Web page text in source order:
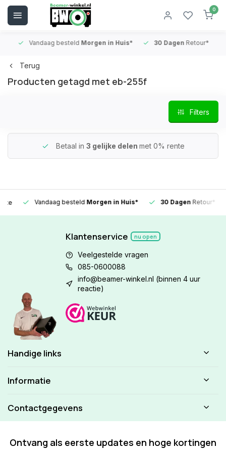
0
Vandaag besteldMorgen in Huis* 30 DagenRetour*
Terug
Producten getagd met eb-255f
Filters
Betaal in 3 gelijke delen met 0% rente
Vandaag besteldMorgen in Huis* 30 DagenRetour*
Klantenservice nu open
Veelgestelde vragen
085-0600088
info@beamer-winkel.nl (binnen 4 uur
reactie)
Handige links
Informatie
Contactgegevens
Ontvang als eerste updates en hoge kortingen